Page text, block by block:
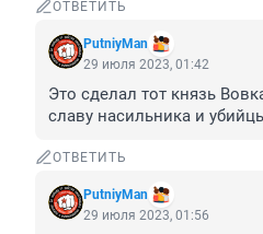
ОТВЕТИТЬ
PutniyMan
29 июля 2023, 01:42
Это сделал тот князь
славу насильника и
ОТВЕТИТЬ
PutniyMan
29 июля 2023, 01:56